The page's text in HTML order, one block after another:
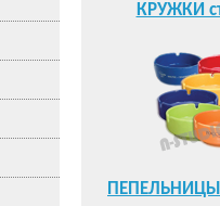
КРУЖКИ
ПЕПЕЛЬНИЦЫ